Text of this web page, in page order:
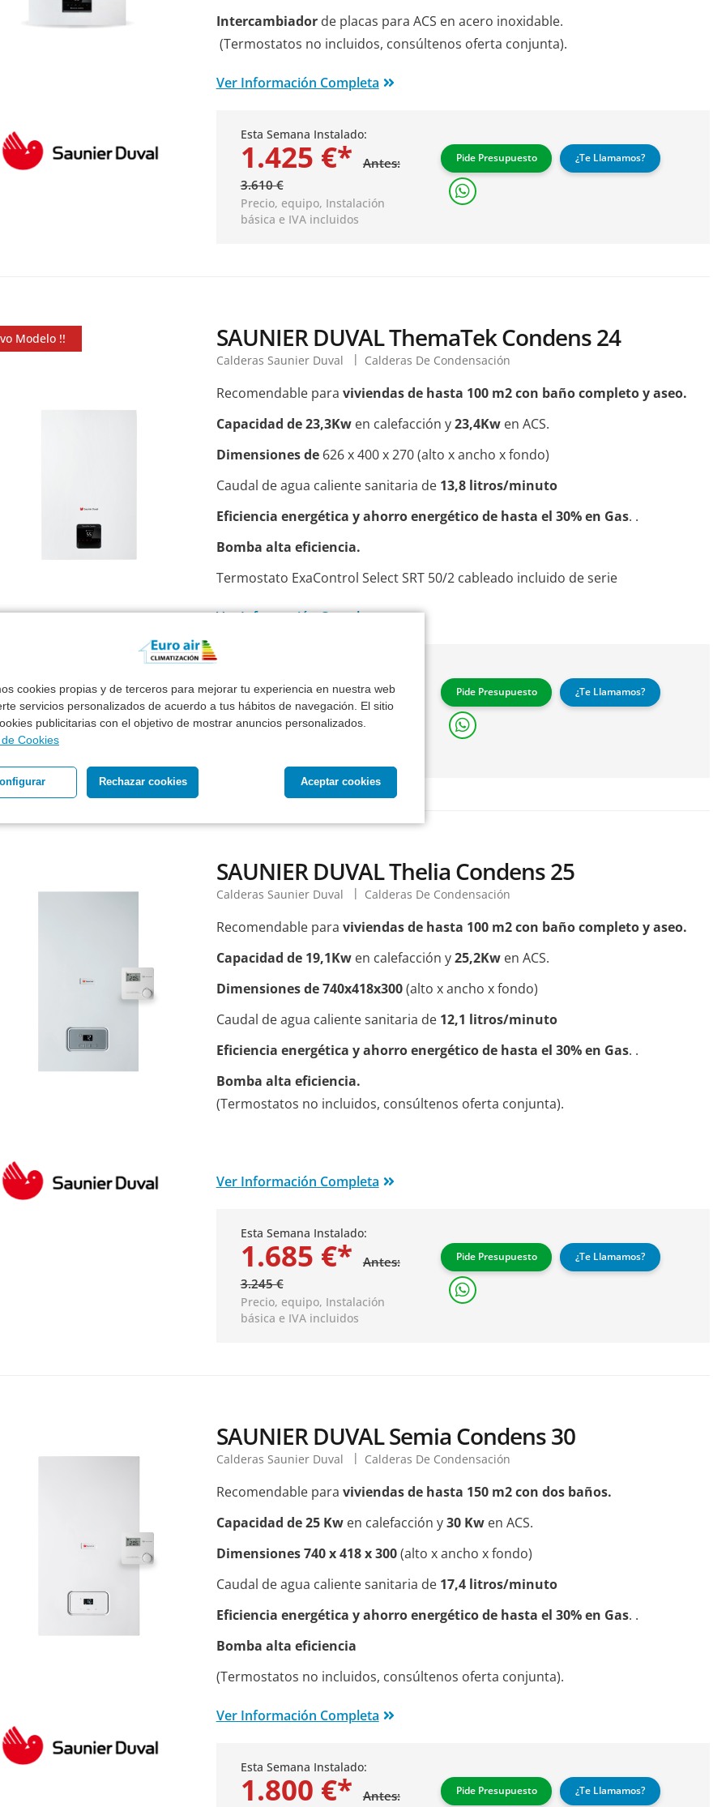
cookies propias y de terceros para mejorar tu experiencia en nuestra web
servicios personalizados de acuerdo a tus hábitos de navegación. El sitio
publicitarias con el objetivo de mostrar anuncios personalizados.
Cookies
Aceptar cookies
Rechazar cookies
Intercambiadorde placas para ACS en acero inoxidable.
(Termostatos no incluidos, consúltenos oferta conjunta).
Ver Información Completa
Esta Semana Instalado:
1.425 €*
Antes:
3.610 €
Precio, equipo, Instalación
básica e IVA incluidos
Pide Presupuesto ¿Te Llamamos?
Modelo !! SAUNIER DUVAL ThemaTek Condens 24
Calderas Saunier Duval Calderas De Condensación
Recomendable para viviendas de hasta 100 m2 con baño completo y aseo.
Capacidad de 23,3Kw en calefacción y23,4Kwen ACS.
Dimensiones de 626 x 400 x 270 (alto x ancho x fondo)
Caudal de agua caliente sanitaria de 13,8 litros/minuto
Eficiencia energética y ahorro energético de hasta el 30% en Gas. .
Bomba alta eficiencia.
Termostato ExaControl Select SRT 50/2 cableado incluido de serie
Ver Información Completa
1.660 €*
Antes:
3.195 €
Pide Presupuesto ¿Te Llamamos?
SAUNIER DUVAL Thelia Condens 25
Calderas Saunier Duval Calderas De Condensación
Recomendable para viviendas de hasta 100 m2 con baño completo y aseo.
Capacidad de 19,1Kw en calefacción y25,2Kwen ACS.
Dimensiones de 740x418x300(alto x ancho x fondo)
Caudal de agua caliente sanitaria de 12,1 litros/minuto
Eficiencia energética y ahorro energético de hasta el 30% en Gas. .
Bomba alta eficiencia.
(Termostatos no incluidos, consúltenos oferta conjunta).
Ver Información Completa
Esta Semana Instalado:
1.685 €*
Antes:
3.245 €
Precio, equipo, Instalación
básica e IVA incluidos
Pide Presupuesto ¿Te Llamamos?
SAUNIER DUVAL Semia Condens 30
Calderas Saunier Duval Calderas De Condensación
Recomendable para viviendas de hasta 150 m2 con dos baños.
Capacidad de 25 Kw en calefacción y30 Kwen ACS.
Dimensiones 740 x 418 x 300(alto x ancho x fondo)
Caudal de agua caliente sanitaria de 17,4 litros/minuto
Eficiencia energética y ahorro energético de hasta el 30% en Gas. .
Bomba alta eficiencia
(Termostatos no incluidos, consúltenos oferta conjunta).
Ver Información Completa
Esta Semana Instalado:
1.800 €* Antes: Pide Presupuesto ¿Te Llamamos?